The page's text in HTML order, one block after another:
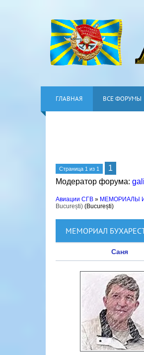
ГЛАВНАЯ ВСЕ ФОРУМЫ
Страница 1 из 1
1
Модератор форума:
Авиации СГВ » МЕМОРИАЛЫ
București) (București)
МЕМОРИАЛ БУХАРЕСТ
Саня